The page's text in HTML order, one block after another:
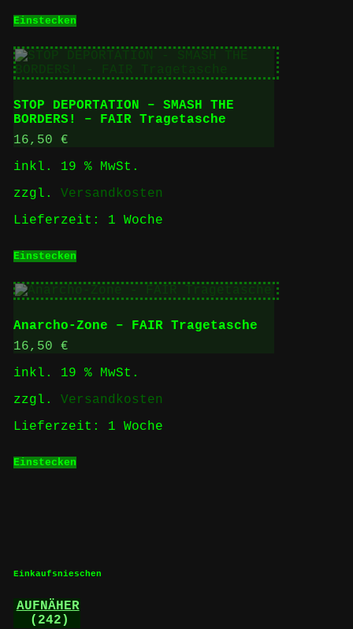
Einstecken
STOP DEPORTATION – SMASH THE
BORDERS! – FAIR Tragetasche
16,50 €
inkl. 19 % MwSt.
zzgl. Versandkosten
Lieferzeit: 1 Woche
Einstecken
Anarcho-Zone – FAIR Tragetasche
16,50 €
inkl. 19 % MwSt.
zzgl. Versandkosten
Lieferzeit: 1 Woche
Einstecken
Einkaufsnieschen
AUFNÄHER
(242)